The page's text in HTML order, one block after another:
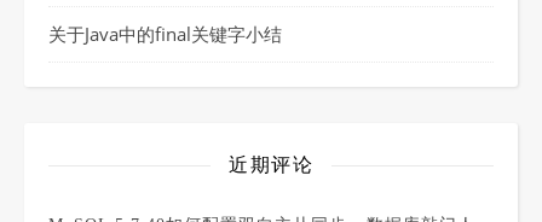
关于Java中的final关键字小结
近期评论